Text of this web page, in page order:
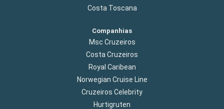
Costa Toscana
Companhias
Msc Cruzeiros
Costa Cruzeiros
Royal Caribean
Norwegian Cruise Line
Cruzeiros Celebrity
Hurtigruten